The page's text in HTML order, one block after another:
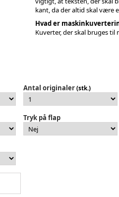
kant, da der altid skal være
Hvad er
Kuverter, der skal bruges
Antal originaler(stk.)
Tryk på flap